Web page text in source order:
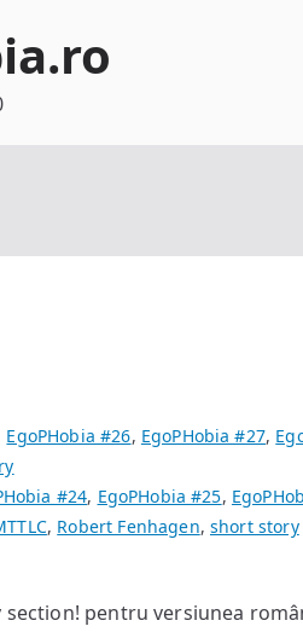
EgoPHobia #26, EgoPHobia #27,
#24, EgoPHobia #25,
, Robert Fenhagen, short story
section! pentru versiunea